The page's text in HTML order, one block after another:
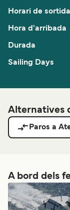
Alternatives
Paros a
A bord dels